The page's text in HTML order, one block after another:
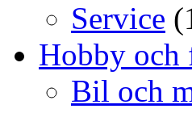
Service
Hobby
Bil och